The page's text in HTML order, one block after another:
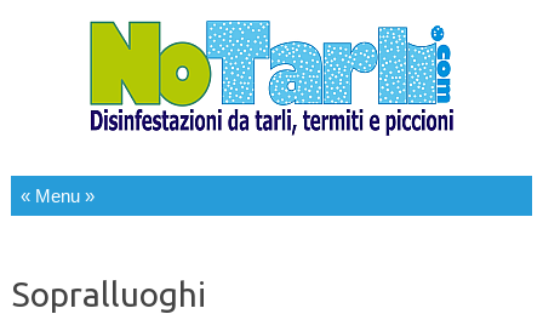
Salta al contenuto
Sopralluoghi